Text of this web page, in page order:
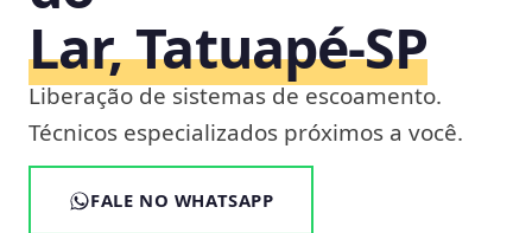
Lar, Tatuapé‑SP
Liberação de sistemas de escoamento.
Técnicos especializados próximos a você.
FALE NO WHATSAPP